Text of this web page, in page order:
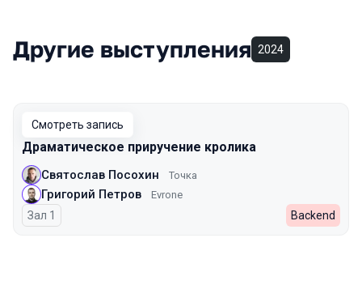
Другие выступления 2024
Смотреть запись
Драматическое приручение кролика
Святослав Посохин Точка
Григорий Петров Evrone
Зал 1 Backend